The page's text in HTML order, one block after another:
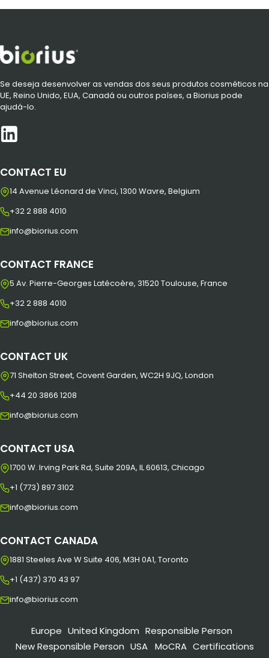
Se deseja desenvolver as vendas dos seus produtos cosméticos na
UE, Reino Unido, EUA, Canadá ou outros países, a Biorius pode
ajudá-lo.
CONTACT EU
14 Avenue Léonard de Vinci, 1300 Wavre, Belgium
+32 2 888 4010
info@biorius.com
CONTACT FRANCE
5 Av. Pierre-Georges Latécoère, 31520 Toulouse, France
+32 2 888 4010
info@biorius.com
CONTACT UK
71 Shelton Street, Covent Garden, WC2H 9JQ, London
+44 20 3866 1208
info@biorius.com
CONTACT USA
1700 W. Irving Park Rd, Suite 209A, IL 60613, Chicago
+1 (773) 897 3102
info@biorius.com
CONTACT CANADA
1881 Steeles Ave W Suite 406, M3H 0A1, Toronto
+1 (437) 370 43 97
info@biorius.com
Europe United Kingdom Responsible Person
New Responsible Person USA MoCRA Certifications